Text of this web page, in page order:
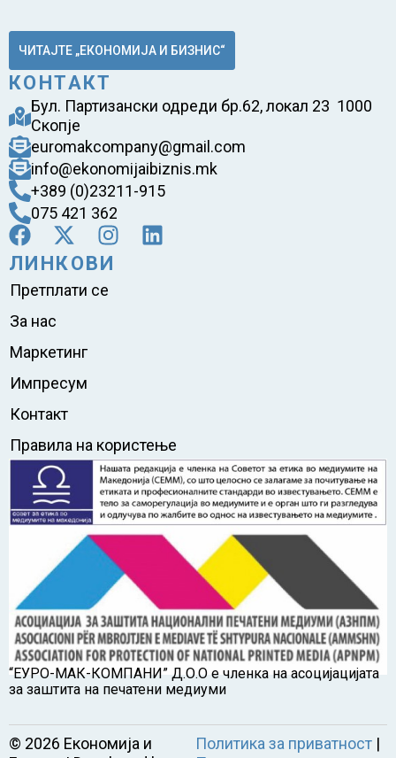
ЧИТАЈТЕ „ЕКОНОМИЈА И БИЗНИС“
КОНТАКТ
Бул. Партизански одреди бр.62, локал 23 1000
Скопје
euromakcompany@gmail.com
info@ekonomijaibiznis.mk
+389 (0)23211-915
075 421 362
ЛИНКОВИ
Претплати се
За нас
Маркетинг
Импресум
Контакт
Правила на користење
“ЕУРО-МАК-КОМПАНИ” Д.О.О е членка на асоцијацијата
за заштита на печатени медиуми
© 2026 Економија и
Политика за приватност|